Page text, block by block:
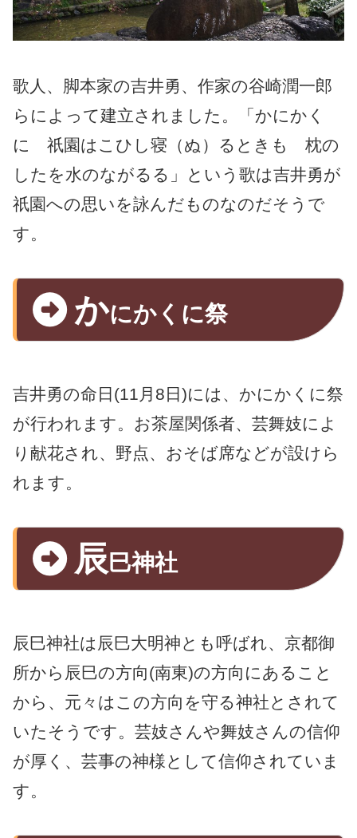
歌人、脚本家の吉井勇、作家の谷崎潤一郎
らによって建立されました。「かにかく
に 祇園はこひし寝（ぬ）るときも 枕の
したを水のながるる」という歌は吉井勇が
祇園への思いを詠んだものなのだそうで
す。
かにかくに祭
吉井勇の命日(11月8日)には、かにかくに祭
が行われます。お茶屋関係者、芸舞妓によ
り献花され、野点、おそば席などが設けら
れます。
辰 巳神社
辰巳神社は辰巳大明神とも呼ばれ、京都御
所から辰巳の方向(南東)の方向にあること
から、元々はこの方向を守る神社とされて
いたそうです。芸妓さんや舞妓さんの信仰
が厚く、芸事の神様として信仰されていま
す。